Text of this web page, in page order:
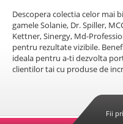
Descopera colectia celor mai
gamele Solanie, Dr. Spiller,
Kettner, Sinergy, Md-
pentru rezultate vizibile.
ideala pentru a-ti dezvolta
clientilor tai cu produse de
Fii